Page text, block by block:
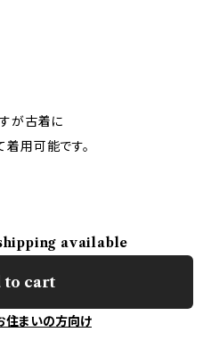
が古着に
用可能です。
available
to cart
住まいの方向け